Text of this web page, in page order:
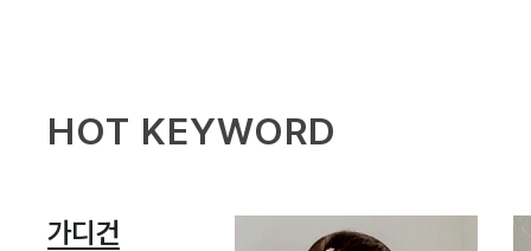
HOT KEYWORD
가디건